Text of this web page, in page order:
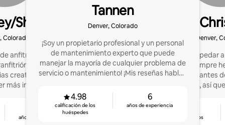
She)
Colorado
anfitriones en AirBnb
Soy experto en
creativas para los
más ingresos. Puedo
años de experiencia
Tannen
Denver, Colorado
¡Soy un propietario profesional y un personal
de mantenimiento experto que puede
manejar la mayoría de cualquier problema de
servicio o mantenimiento! ¡Mis reseñas hablan
4.98
calificación de los
huéspedes
6
años de experiencia
Denver,
Empecé a hospedar
años, pero siempre
necesitados antes
inmobiliario, así
calificación de los